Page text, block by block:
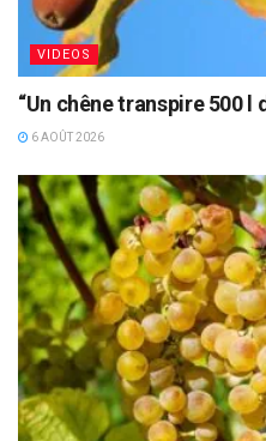
VIDEOS
“Un chêne transpire 500 l
6 AOÛT 2026